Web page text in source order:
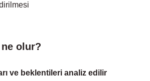
olur?
ve beklentileri analiz edilir